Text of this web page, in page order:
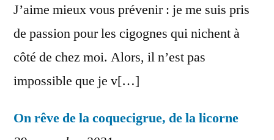
J’aime mieux vous prévenir : je me suis pris
de passion pour les cigognes qui nichent à
côté de chez moi. Alors, il n’est pas
impossible que je v[…]
On rêve de la coquecigrue, de la licorne